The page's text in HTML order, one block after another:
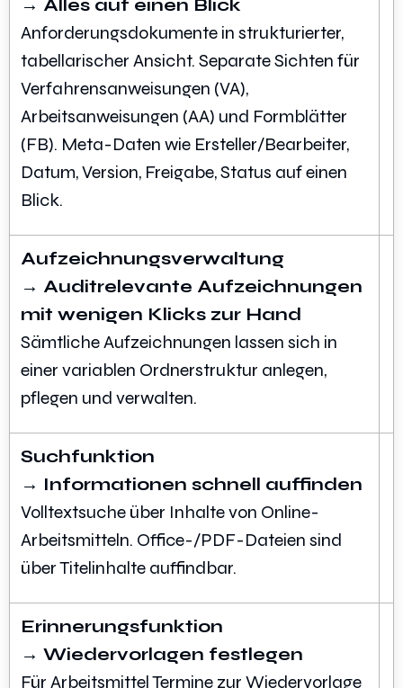
→ Alles auf einen Blick
Anforderungsdokumente in strukturierter,
tabellarischer Ansicht. Separate Sichten für
Verfahrensanweisungen (VA),
Arbeitsanweisungen (AA) und Formblätter
(FB). Meta-Daten wie Ersteller/Bearbeiter,
Datum, Version, Freigabe, Status auf einen
Blick.
Aufzeichnungsverwaltung
→ Auditrelevante Aufzeichnungen
mit wenigen Klicks zur Hand
Sämtliche Aufzeichnungen lassen sich in
einer variablen Ordnerstruktur anlegen,
pflegen und verwalten.
Suchfunktion
→ Informationen schnell auffinden
Volltextsuche über Inhalte von Online-
Arbeitsmitteln. Office-/PDF-Dateien sind
über Titelinhalte auffindbar.
Erinnerungsfunktion
→ Wiedervorlagen festlegen
Für Arbeitsmittel Termine zur Wiedervorlage